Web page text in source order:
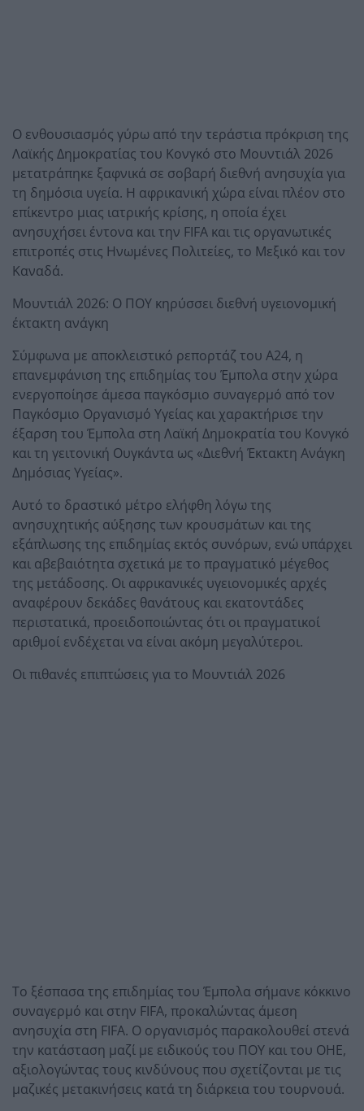
Ο ενθουσιασμός γύρω από την τεράστια πρόκριση της
Λαϊκής Δημοκρατίας του Κονγκό στο Μουντιάλ 2026
μετατράπηκε ξαφνικά σε σοβαρή διεθνή ανησυχία για
τη δημόσια υγεία. Η αφρικανική χώρα είναι πλέον στο
επίκεντρο μιας ιατρικής κρίσης, η οποία έχει
ανησυχήσει έντονα και την FIFA και τις οργανωτικές
επιτροπές στις Ηνωμένες Πολιτείες, το Μεξικό και τον
Καναδά.
Μουντιάλ 2026: Ο ΠΟΥ κηρύσσει διεθνή υγειονομική
έκτακτη ανάγκη
Σύμφωνα με αποκλειστικό ρεπορτάζ του A24, η
επανεμφάνιση της επιδημίας του Έμπολα στην χώρα
ενεργοποίησε άμεσα παγκόσμιο συναγερμό από τον
Παγκόσμιο Οργανισμό Υγείας και χαρακτήρισε την
έξαρση του Έμπολα στη Λαϊκή Δημοκρατία του Κονγκό
και τη γειτονική Ουγκάντα ως «Διεθνή Έκτακτη Ανάγκη
Δημόσιας Υγείας».
Αυτό το δραστικό μέτρο ελήφθη λόγω της
ανησυχητικής αύξησης των κρουσμάτων και της
εξάπλωσης της επιδημίας εκτός συνόρων, ενώ υπάρχει
και αβεβαιότητα σχετικά με το πραγματικό μέγεθος
της μετάδοσης. Οι αφρικανικές υγειονομικές αρχές
αναφέρουν δεκάδες θανάτους και εκατοντάδες
περιστατικά, προειδοποιώντας ότι οι πραγματικοί
αριθμοί ενδέχεται να είναι ακόμη μεγαλύτεροι.
Οι πιθανές επιπτώσεις για το Μουντιάλ 2026
Το ξέσπασα της επιδημίας του Έμπολα σήμανε κόκκινο
συναγερμό και στην FIFA, προκαλώντας άμεση
ανησυχία στη FIFA. Ο οργανισμός παρακολουθεί στενά
την κατάσταση μαζί με ειδικούς του ΠΟΥ και του ΟΗΕ,
αξιολογώντας τους κινδύνους που σχετίζονται με τις
μαζικές μετακινήσεις κατά τη διάρκεια του τουρνουά.